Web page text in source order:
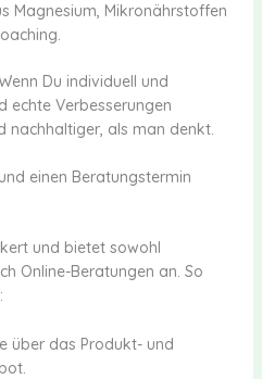
Magnesium, Mikronährstoffen
Du individuell und
echte Verbesserungen
nachhaltiger, als man denkt.
einen Beratungstermin
und bietet sowohl
Online-Beratungen an. So
über das Produkt- und